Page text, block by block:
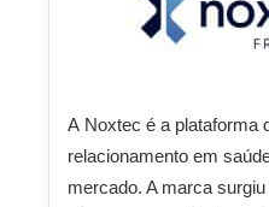
A Noxtec é a plataforma
relacionamento em
mercado. A marca